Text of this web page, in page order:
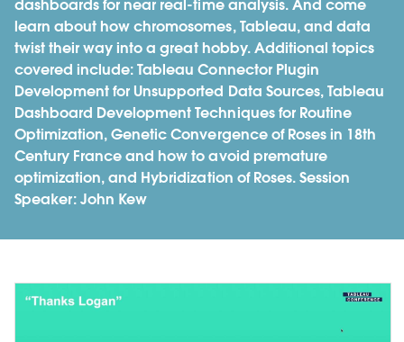
dashboards for near real-time analysis. And come
learn about how chromosomes, Tableau, and data
twist their way into a great hobby. Additional topics
covered include: Tableau Connector Plugin
Development for Unsupported Data Sources, Tableau
Dashboard Development Techniques for Routine
Optimization, Genetic Convergence of Roses in 18th
Century France and how to avoid premature
optimization, and Hybridization of Roses. Session
Speaker: John Kew